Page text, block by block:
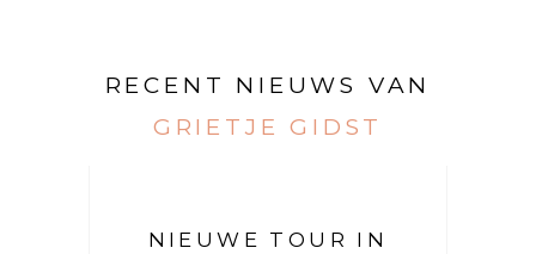
RECENT NIEUWS VAN
GRIETJE GIDST
NIEUWE TOUR IN